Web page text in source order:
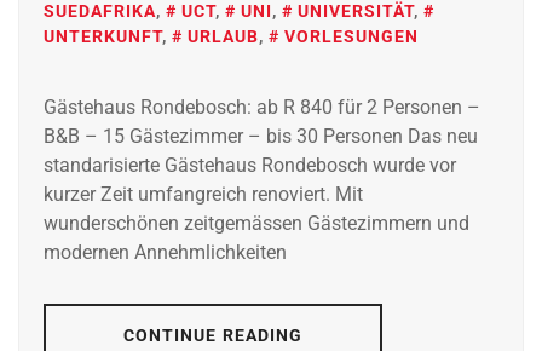
SUEDAFRIKA, UCT, UNI, UNIVERSITÄT,
UNTERKUNFT, URLAUB, VORLESUNGEN
Gästehaus Rondebosch: ab R 840 für 2 Personen –
B&B – 15 Gästezimmer – bis 30 Personen Das neu
standarisierte Gästehaus Rondebosch wurde vor
kurzer Zeit umfangreich renoviert. Mit
wunderschönen zeitgemässen Gästezimmern und
modernen Annehmlichkeiten
CONTINUE READING